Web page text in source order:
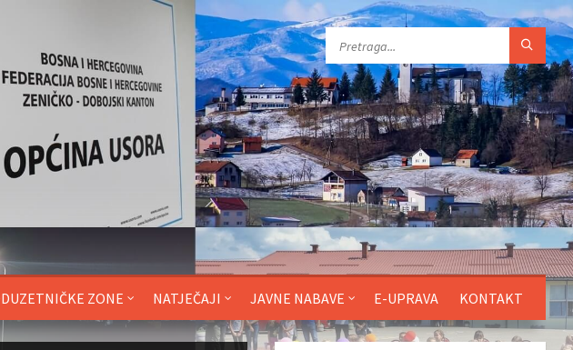
ZONE NATJEČAJI JAVNE NABAVE E-UPRAVA KONTAKT